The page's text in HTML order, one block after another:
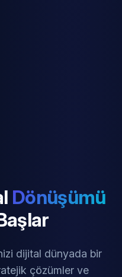
Dönüşümü
dijital dünyada bir
çözümler ve